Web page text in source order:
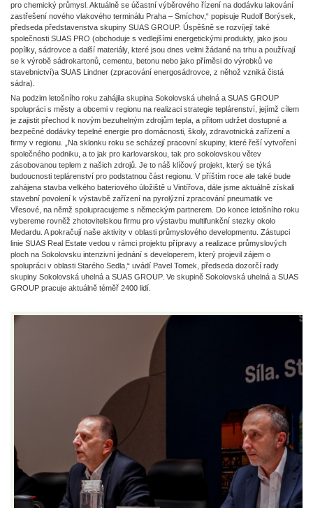
pro chemický průmysl. Aktuálně se účastní výběrového řízení na dodávku lakování
zastřešení nového vlakového terminálu Praha – Smíchov,“ popisuje Rudolf Borýsek,
předseda představenstva skupiny SUAS GROUP. Úspěšně se rozvíjejí také
společnosti SUAS PRO (obchoduje s vedlejšími energetickými produkty, jako jsou
popílky, sádrovce a další materiály, které jsou dnes velmi žádané na trhu a používají
se k výrobě sádrokartonů, cementu, betonu nebo jako příměsi do výrobků ve
stavebnictví)a SUAS Lindner (zpracování energosádrovce, z něhož vzniká čistá
sádra).
Na podzim letošního roku zahájila skupina Sokolovská uhelná a SUAS GROUP
spolupráci s městy a obcemi v regionu na realizaci strategie teplárenství, jejímž cílem
je zajistit přechod k novým bezuhelným zdrojům tepla, a přitom udržet dostupné a
bezpečné dodávky tepelné energie pro domácnosti, školy, zdravotnická zařízení a
firmy v regionu. „Na sklonku roku se scházejí pracovní skupiny, které řeší vytvoření
společného podniku, a to jak pro karlovarskou, tak pro sokolovskou větev
zásobovanou teplem z našich zdrojů. Je to náš klíčový projekt, který se týká
budoucnosti teplárenství pro podstatnou část regionu. V příštím roce ale také bude
zahájena stavba velkého bateriového úložiště u Vintířova, dále jsme aktuálně získali
stavební povolení k výstavbě zařízení na pyrolýzní zpracování pneumatik ve
Vřesové, na němž spolupracujeme s německým partnerem. Do konce letošního roku
vybereme rovněž zhotovitelskou firmu pro výstavbu multifunkční stezky okolo
Medardu. A pokračují naše aktivity v oblasti průmyslového developmentu. Zástupci
linie SUAS Real Estate vedou v rámci projektu přípravy a realizace průmyslových
ploch na Sokolovsku intenzivní jednání s developerem, který projevil zájem o
spolupráci v oblasti Starého Sedla,“ uvádí Pavel Tomek, předseda dozorčí rady
skupiny Sokolovská uhelná a SUAS GROUP. Ve skupině Sokolovská uhelná a SUAS
GROUP pracuje aktuálně téměř 2400 lidí.